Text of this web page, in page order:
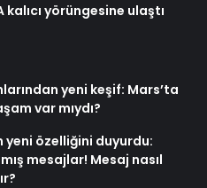
kalıcı yörüngesine ulaştı
yeni keşif: Mars’ta
var mıydı?
yeni özelliğini duyurdu:
mesajlar! Mesaj nasıl